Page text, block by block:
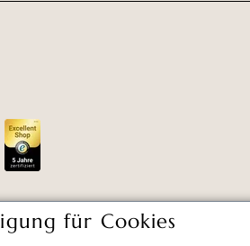
für Cookies